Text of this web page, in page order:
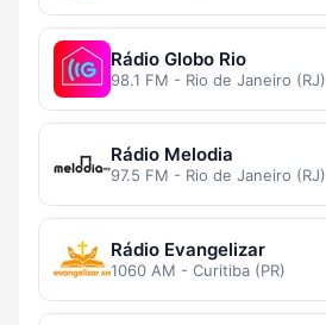
Rádio Globo Rio
98.1 FM - Rio de Janeiro (RJ)
Rádio Melodia
97.5 FM - Rio de Janeiro (RJ)
Rádio Evangelizar
1060 AM - Curitiba (PR)